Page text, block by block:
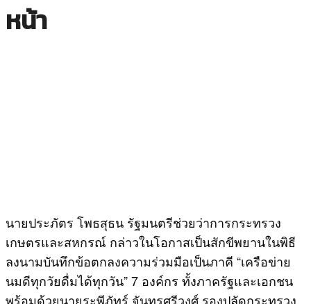
หน้า
นายประภัตร โพธสุธน รัฐมนตรีช่วยว่าการกระทรวง
เกษตรและสหกรณ์ กล่าวในโอกาสเป็นสักขีพยานในพิธี
ลงนามบันทึกข้อตกลงความร่วมมือเป็นภาคี “เครือข่าย
นมดีทุกวัยดื่มได้ทุกวัน” 7 องค์กร ทั้งภาครัฐและเอกชน
พร้อมด้วยนายระพีภัทร์ จันทรศรีวงศ์ รองปลัดกระทรวง